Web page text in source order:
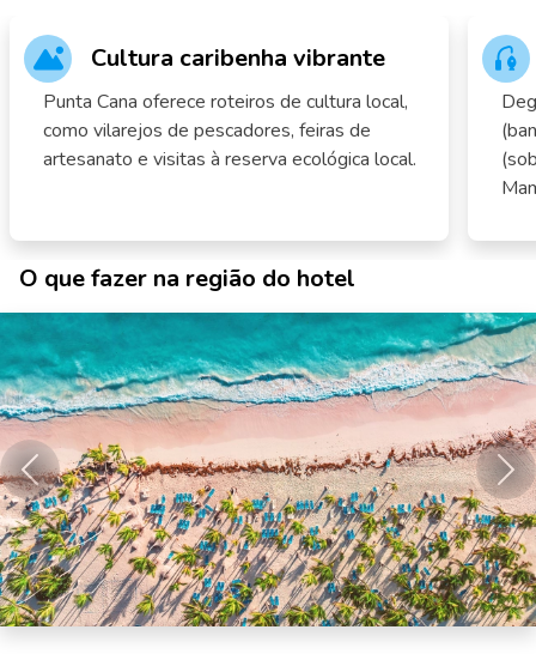
Cultura caribenha vibrante
Punta Cana oferece roteiros de cultura local,
como vilarejos de pescadores, feiras de
artesanato e visitas à reserva ecológica local.
O que fazer na região do hotel
Anterior